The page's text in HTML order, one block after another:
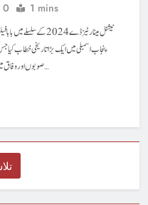
0 1 mins
پنجاب اسمبلی میں ایک بڑا تاریخی خطاب کیا
صوبوں اور وفاق میں حلقہ بندیوں کے ساتھ کر دیا یہ بات سلیکٹڈ ایم پی اے ہونے…